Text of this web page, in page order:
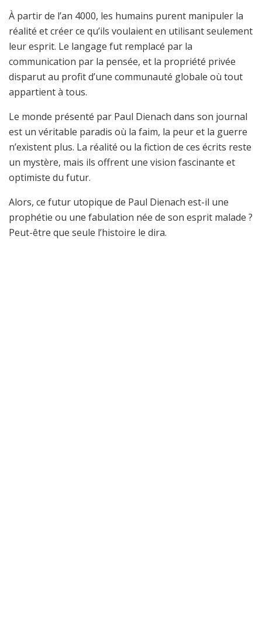
À partir de l’an 4000, les humains purent manipuler la
réalité et créer ce qu’ils voulaient en utilisant seulement
leur esprit. Le langage fut remplacé par la
communication par la pensée, et la propriété privée
disparut au profit d’une communauté globale où tout
appartient à tous.
Le monde présenté par Paul Dienach dans son journal
est un véritable paradis où la faim, la peur et la guerre
n’existent plus. La réalité ou la fiction de ces écrits reste
un mystère, mais ils offrent une vision fascinante et
optimiste du futur.
Alors, ce futur utopique de Paul Dienach est-il une
prophétie ou une fabulation née de son esprit malade ?
Peut-être que seule l’histoire le dira.